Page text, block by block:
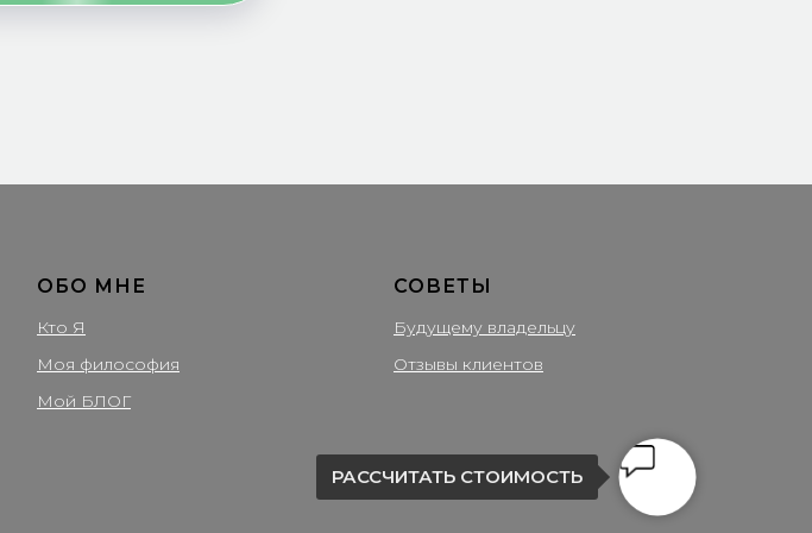
помогали... В наше время -- это хороший знак)))
РАССЧИТАТЬ СТОИМОСТЬ
ОБО МНЕ
Кто Я
Моя философия
Мой БЛОГ
СОВЕТЫ
Будущему владельцу
Отзывы клиентов